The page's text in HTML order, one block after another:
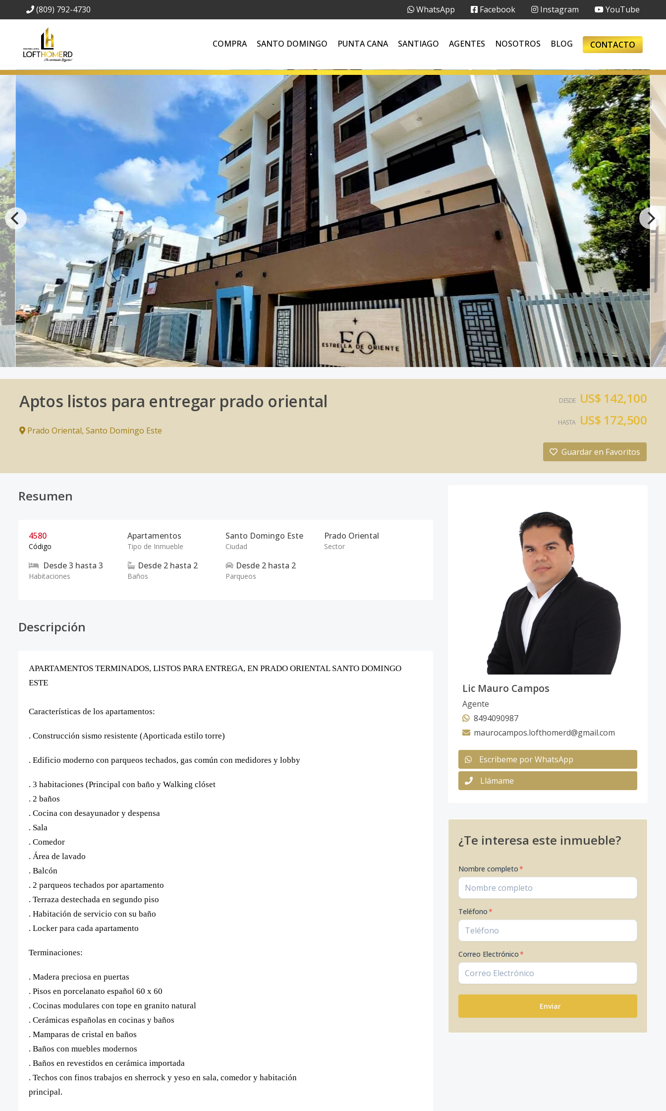
(809) 792-4730 WhatsApp Facebook Instagram YouTube
COMPRA SANTO DOMINGO PUNTA CANA SANTIAGO AGENTES NOSOTROS BLOG CONTACTO
Aptos listos para entregar prado oriental
Prado Oriental, Santo Domingo Este
DESDE US$ 142,100
HASTA US$ 172,500
Guardar en Favoritos
Resumen
4580
Código
Apartamentos
Tipo de Inmueble
Santo Domingo Este
Ciudad
Prado Oriental
Sector
Desde3 hasta 3
Habitaciones
Desde 2hasta 2
Baños
Desde 2 hasta 2
Parqueos
Descripción
APARTAMENTOS TERMINADOS, LISTOS PARA ENTREGA, EN PRADO ORIENTAL SANTO DOMINGO
ESTE
Características de los apartamentos:
. Construcción sismo resistente (Aporticada estilo torre)
. Edificio moderno con parqueos techados, gas común con medidores y lobby
. 3 habitaciones (Principal con baño y Walking clóset
. 2 baños
. Cocina con desayunador y despensa
. Sala
. Comedor
. Área de lavado
. Balcón
. 2 parqueos techados por apartamento
. Terraza destechada en segundo piso
. Habitación de servicio con su baño
. Locker para cada apartamento
Terminaciones:
. Madera preciosa en puertas
. Pisos en porcelanato español 60 x 60
. Cocinas modulares con tope en granito natural
. Cerámicas españolas en cocinas y baños
. Mamparas de cristal en baños
. Baños con muebles modernos
. Baños en revestidos en cerámica importada
. Techos con finos trabajos en sherrock y yeso en sala, comedor y habitación
principal.
Lic Mauro Campos
Agente
8494090987
maurocampos.lofthomerd@gmail.com
Escribeme por WhatsApp
Llámame
¿Te interesa este inmueble?
Nombre completo*
Teléfono*
Correo Electrónico*
Enviar